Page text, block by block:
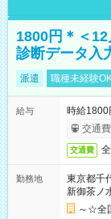
1800円＊＜
診断データ入
派遣 職種未経験
給与
時給1800
交通
交通費
勤務地
東京都千
新御茶ノ
～☆全